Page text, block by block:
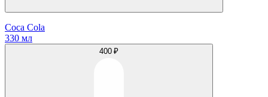
Coca Cola
330 мл
400 ₽